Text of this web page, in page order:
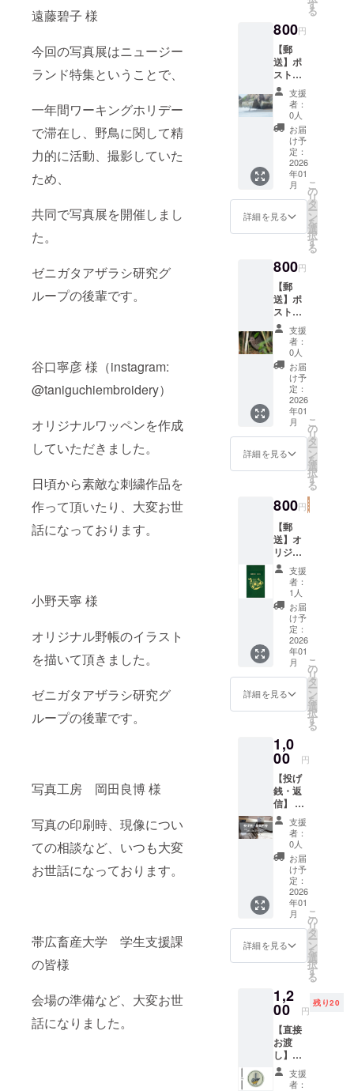
遠藤碧子 様
今回の写真展はニュージー
ランド特集ということで、
一年間ワーキングホリデー
で滞在し、野鳥に関して精
力的に活動、撮影していた
ため、
共同で写真展を開催しまし
た。
ゼニガタアザラシ研究グ
ループの後輩です。
谷口寧彦 様（instagram:
@taniguchiembroidery）
オリジナルワッペンを作成
していただきました。
日頃から素敵な刺繍作品を
作って頂いたり、大変お世
話になっております。
小野天寧 様
オリジナル野帳のイラスト
を描いて頂きました。
ゼニガタアザラシ研究グ
ループの後輩です。
写真工房 岡田良博 様
写真の印刷時、現像につい
ての相談など、いつも大変
お世話になっております。
帯広畜産大学 学生支援課
の皆様
会場の準備など、大変お世
話になりました。
夜)）
（送料
込み）
す
る
800円
【郵
送】ポ
スト
カード
セット
② 5枚
セット
（Fiordl
and
Pengui
Yellow-
Eyed
Pengui
n,
Austra
Gannet(
成鳥＆
雛),
New
Zealand
fur
Seal）
（送料
込み）
支援
者：
0人
お届
け予
定：
2026
年01
月
詳細を見る
こ
の
リ
タ
ー
ン
を
選
択
す
る
800円
【郵
送】ポ
スト
カード
セット
③ 5枚
セット
（Little
Spotted
Kiwi,
Bellbird
, Kea,
Bar-
tailed
Godwit,
Wrybill
料込
み）
支援
者：
0人
お届
け予
定：
2026
年01
月
詳細を見る
こ
の
リ
タ
ー
ン
を
選
択
す
る
800円
【郵
送】オ
リジナ
ル箔押
し野帳
（コク
ヨ 測量
野帳セ-
Y3）
（送料
込み）
支援
者：
1人
お届
け予
定：
2026
年01
月
詳細を見る
こ
の
リ
タ
ー
ン
を
選
択
す
る
1,0
00 円
【投げ
銭・返
信】 備
考欄
に、質
問や感
想、
メッ
セージ
がござ
いまし
たらお
願いし
ます！
写真に
ついて
ワーホ
リにつ
いてな
ど、ご
気軽に
お問い
合わせ
くださ
支援
者：
0人
お届
け予
定：
2026
年01
月
詳細を見る
こ
の
リ
タ
ー
ン
を
選
択
す
る
1,2
00 円
残り20
【直接
お渡
し】タ
ニグチ
刺繍さ
支援
者：